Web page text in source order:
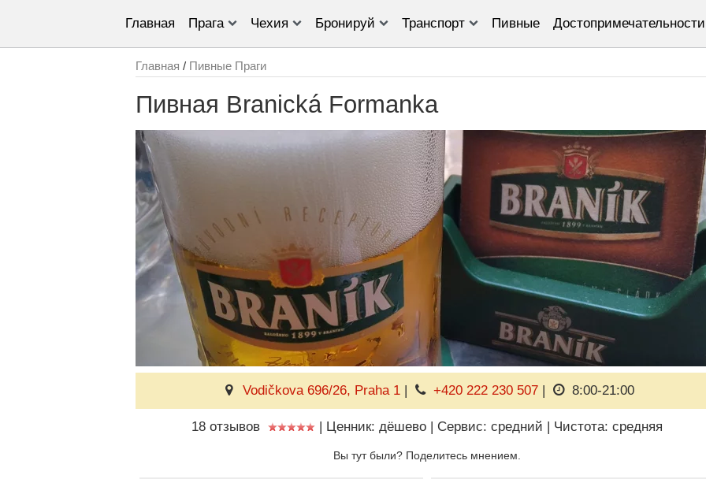
Главная Прага Чехия Бронируй Транспорт Пивные Достопримечательности
Главная / Пивные Праги
Пивная Branická Formanka
Vodičkova 696/26, Praha 1| +420 222 230 507 | 8:00-21:00
18 отзывов | Ценник: дёшево | Сервис: средний | Чистота: средняя
Вы тут были? Поделитесь мнением.